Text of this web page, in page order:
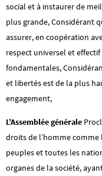
social et à instaurer de
plus grande, Considérant
assurer, en coopération
respect universel et
fondamentales,
et libertés est de la plus
engagement,
L’Assemblée générale
droits de l’homme
peuples et toutes les
organes de la société,